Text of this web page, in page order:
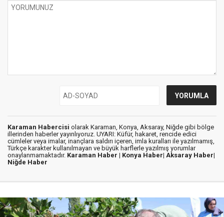
Karaman Habercisi olarak Karaman, Konya, Aksaray, Niğde gibi bölge
illerinden haberler yayınlıyoruz. UYARI: Küfür, hakaret, rencide edici
cümleler veya imalar, inançlara saldırı içeren, imla kuralları ile yazılmamış,
Türkçe karakter kullanılmayan ve büyük harflerle yazılmış yorumlar
onaylanmamaktadır. Karaman Haber | Konya Haber| Aksaray Haber|
Niğde Haber